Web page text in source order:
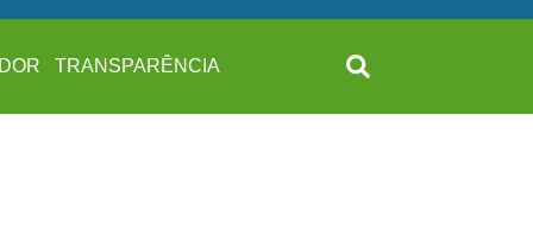
TRANSPARÊNCIA